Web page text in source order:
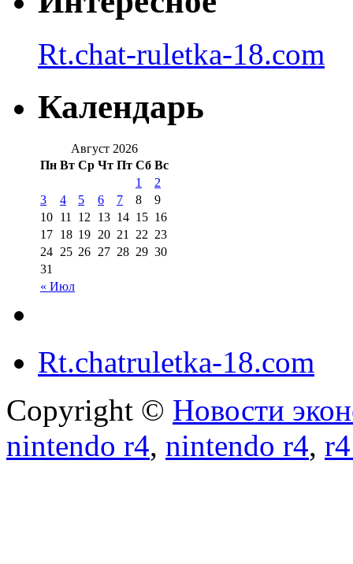
Rt.chat-ruletka-18.com
Календарь
Август 2026
Пн Вт Ср Чт Пт Сб Вс
« Июл
1
2
3
4 5 6 7 8
9
10 11 12 13 14 15 16
17 18 19 20 21 22 23
24 25 26 27 28 29 30
31
Rt.chatruletka-18.com
Copyright © Новости
nintendo r4, nintendo r4,